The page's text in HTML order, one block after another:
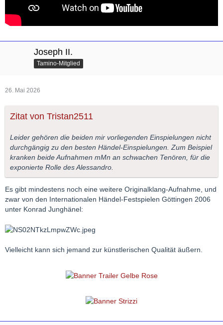
Joseph II.
Tamino-Mitglied
26. Mai 2026
Zitat von Tristan2511
Leider gehören die beiden mir vorliegenden Einspielungen nicht
durchgängig zu den besten Händel-Einspielungen. Zum Beispiel
kranken beide Aufnahmen mMn an schwachen Tenören, für die
exponierte Rolle des Alessandro.
Es gibt mindestens noch eine weitere Originalklang-Aufnahme, und
zwar von den Internationalen Händel-Festspielen Göttingen 2006
unter Konrad Junghänel:
Vielleicht kann sich jemand zur künstlerischen Qualität äußern.